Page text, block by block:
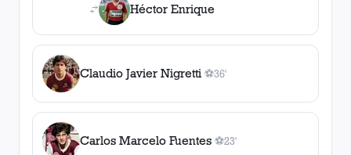
Héctor Enrique
Claudio Javier Nigretti ⚽
1gol
36'
Carlos Marcelo Fuentes ⚽
1gol
23'